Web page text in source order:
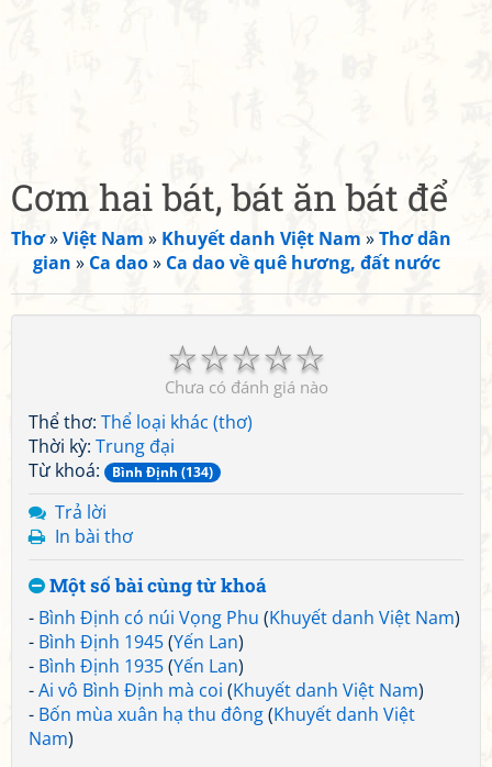
Cơm hai bát, bát ăn bát để
Thơ»Việt Nam » Khuyết danh Việt Nam »Thơ dân
gian » Ca dao» Ca dao về quê hương, đất nước
☆
☆
☆
☆
☆
Chưa có đánh giá nào
Thể thơ: Thể loại khác (thơ)
Thời kỳ: Trung đại
Từ khoá:
Bình Định (134)
Trả lời
In bài thơ
Một số bài cùng từ khoá
- Bình Định có núi Vọng Phu (Khuyết danh Việt Nam)
- Bình Định 1945(Yến Lan)
- Bình Định 1935(Yến Lan)
-Ai vô Bình Định mà coi (Khuyết danh Việt Nam)
- Bốn mùa xuân hạ thu đông(Khuyết danh Việt
Nam)